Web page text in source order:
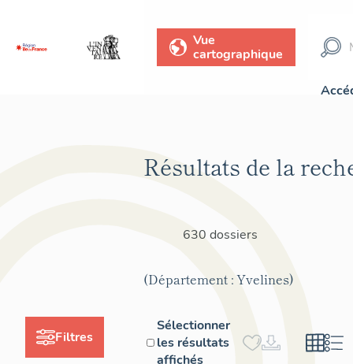
Vue
cartographique
Filtres
Résultats de la
630 dossiers
(Département : Yvelines)
Sélectionner
les résultats
affichés